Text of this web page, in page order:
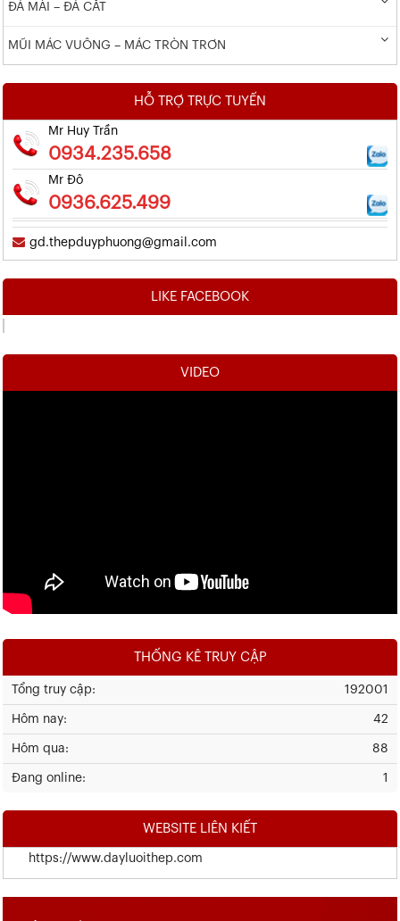
ĐÁ MÀI – ĐÁ CẮT
MŨI MÁC VUÔNG – MÁC TRÒN TRƠN
HỖ TRỢ TRỰC TUYẾN
Mr Huy Trần
0934.235.658
Mr Đô
0936.625.499
gd.thepduyphuong@gmail.com
LIKE FACEBOOK
VIDEO
THỐNG KÊ TRUY CẬP
192001
Tổng truy cập:
42
Hôm nay:
88
Hôm qua:
1
Đang online:
WEBSITE LIÊN KIẾT
https://www.dayluoithep.com